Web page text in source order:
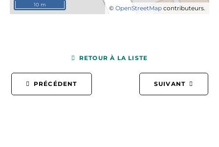
© OpenStreetMap contributeurs.
10 m
PRÉCÉDENT
RETOUR À LA LISTE
SUIVANT